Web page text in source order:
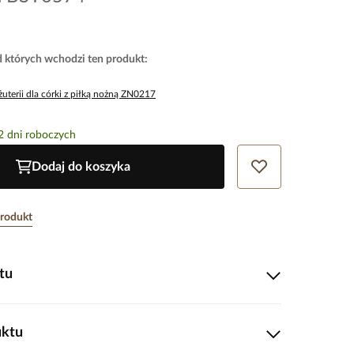
których wchodzi ten produkt:
dla córki z piłką nożną ZN0217
dni roboczych
Dodaj do koszyka
złotym łańcuszku ozdobiona jest zawieszką w